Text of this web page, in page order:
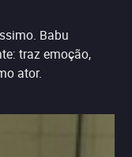
Babu
traz emoção,
ator.